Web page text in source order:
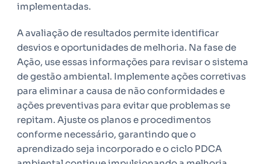
implementadas.
A avaliação de resultados permite identificar
desvios e oportunidades de melhoria. Na fase de
Ação, use essas informações para revisar o sistema
de gestão ambiental. Implemente ações corretivas
para eliminar a causa de não conformidades e
ações preventivas para evitar que problemas se
repitam. Ajuste os planos e procedimentos
conforme necessário, garantindo que o
aprendizado seja incorporado e o ciclo PDCA